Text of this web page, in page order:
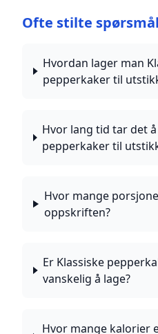
Ofte stilte spørsmål
Hvordan lager man
pepperkaker til
Hvor lang tid tar det
pepperkaker til
Hvor mange
oppskriften?
Er Klassiske
vanskelig å lage?
Hvor mange kalorier